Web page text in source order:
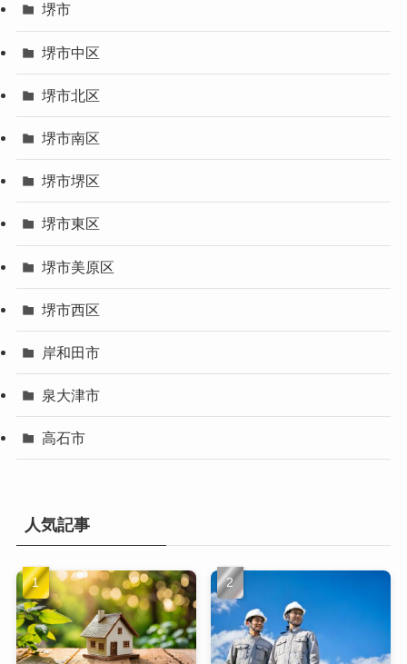
堺市
堺市中区
堺市北区
堺市南区
堺市堺区
堺市東区
堺市美原区
堺市西区
岸和田市
泉大津市
高石市
人気記事